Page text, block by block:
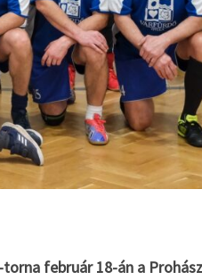
február 18-án a